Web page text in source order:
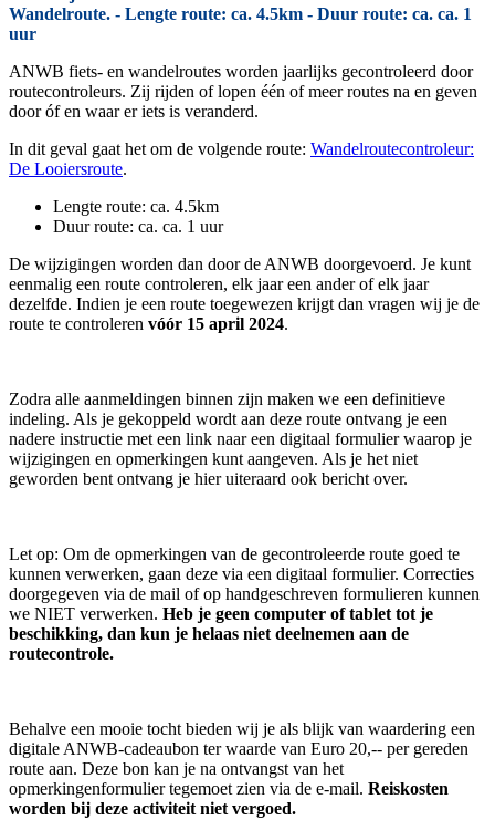
Wandelroute. - Lengte route: ca. 4.5km - Duur route: ca. ca. 1
uur
ANWB fiets- en wandelroutes worden jaarlijks gecontroleerd door
routecontroleurs. Zij rijden of lopen één of meer routes na en geven
door óf en waar er iets is veranderd.
In dit geval gaat het om de volgende route: Wandelroutecontroleur:
De Looiersroute.
Lengte route: ca. 4.5km
Duur route: ca. ca. 1 uur
De wijzigingen worden dan door de ANWB doorgevoerd. Je kunt
eenmalig een route controleren, elk jaar een ander of elk jaar
dezelfde. Indien je een route toegewezen krijgt dan vragen wij je de
route te controleren vóór 15 april 2024.
Zodra alle aanmeldingen binnen zijn maken we een definitieve
indeling. Als je gekoppeld wordt aan deze route ontvang je een
nadere instructie met een link naar een digitaal formulier waarop je
wijzigingen en opmerkingen kunt aangeven. Als je het niet
geworden bent ontvang je hier uiteraard ook bericht over.
Let op: Om de opmerkingen van de gecontroleerde route goed te
kunnen verwerken, gaan deze via een digitaal formulier. Correcties
doorgegeven via de mail of op handgeschreven formulieren kunnen
we NIET verwerken. Heb je geen computer of tablet tot je
beschikking, dan kun je helaas niet deelnemen aan de
routecontrole.
Behalve een mooie tocht bieden wij je als blijk van waardering een
digitale ANWB-cadeaubon ter waarde van Euro 20,-- per gereden
route aan. Deze bon kan je na ontvangst van het
opmerkingenformulier tegemoet zien via de e-mail. Reiskosten
worden bij deze activiteit niet vergoed.